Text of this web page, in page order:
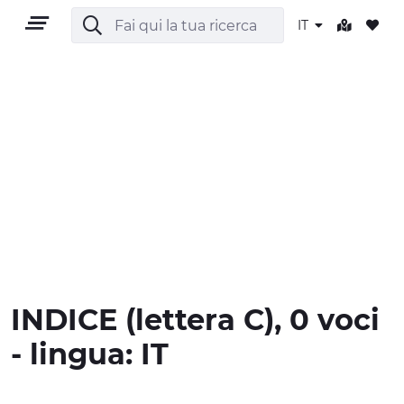
IT
CULTURA
INDICE (lettera C), 0 voci
- lingua: IT